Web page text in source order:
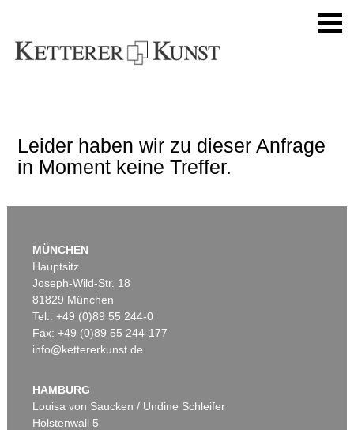
Leider haben wir zu dieser Anfrage
in Moment keine Treffer.
MÜNCHEN
Hauptsitz
Joseph-Wild-Str. 18
81829 München
Tel.: +49 (0)89 55 244-0
Fax: +49 (0)89 55 244-177
info@kettererkunst.de
HAMBURG
Louisa von Saucken / Undine Schleifer
Holstenwall 5